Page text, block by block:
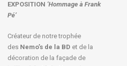
EXPOSITION ‘Hommage à Frank
Pé’
Créateur de notre trophée
des Nemo’s de la BD et de la
décoration de la façade de